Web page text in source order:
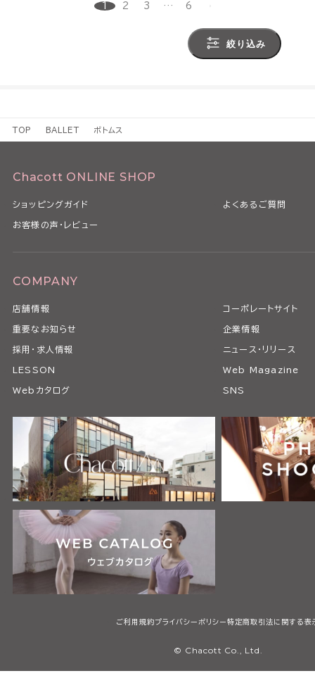
1 2 3 … 6
絞り込み
TOP BALLET ボトムス
Chacott ONLINE SHOP
ショッピングガイド よくあるご質問
お客様の声・レビュー
COMPANY
店舗情報 コーポレートサイト
重要なお知らせ 企業情報
採用・求人情報 ニュース・リリース
LESSON Web Magazine
Webカタログ SNS
ご利用規約プライバシーポリシー特定商取引法に関する表
© Chacott Co., Ltd.